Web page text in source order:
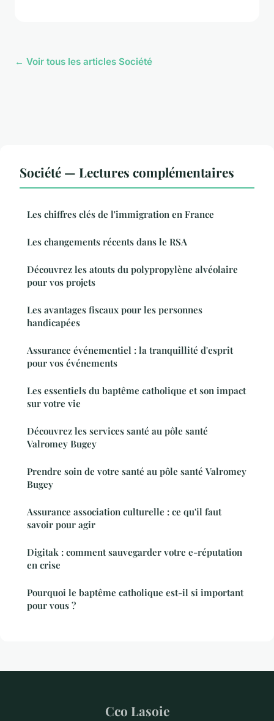
← Voir tous les articles Société
Société — Lectures complémentaires
Les chiffres clés de l'immigration en France
Les changements récents dans le RSA
Découvrez les atouts du polypropylène alvéolaire
pour vos projets
Les avantages fiscaux pour les personnes
handicapées
Assurance événementiel : la tranquillité d'esprit
pour vos événements
Les essentiels du baptême catholique et son impact
sur votre vie
Découvrez les services santé au pôle santé
Valromey Bugey
Prendre soin de votre santé au pôle santé Valromey
Bugey
Assurance association culturelle : ce qu'il faut
savoir pour agir
Digitak : comment sauvegarder votre e-réputation
en crise
Pourquoi le baptême catholique est-il si important
pour vous ?
Cco Lasoie